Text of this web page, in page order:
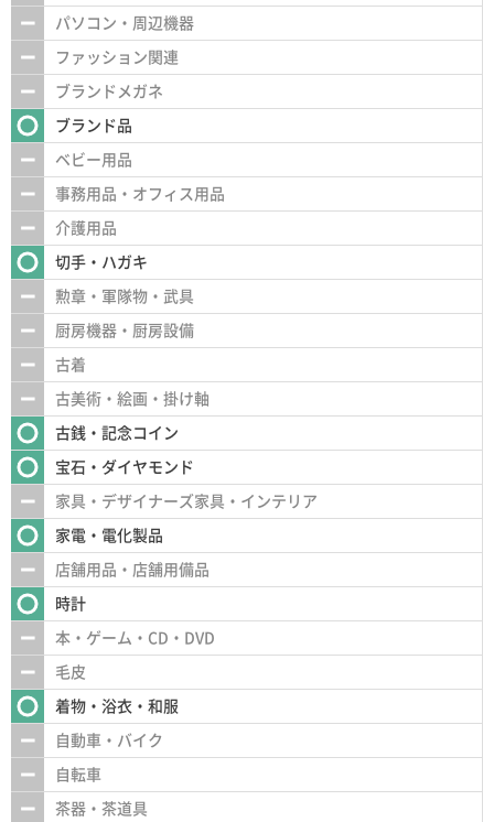
パソコン・周辺機器
ファッション関連
ブランドメガネ
ブランド品
ベビー用品
事務用品・オフィス用品
介護用品
切手・ハガキ
勲章・軍隊物・武具
厨房機器・厨房設備
古着
古美術・絵画・掛け軸
古銭・記念コイン
宝石・ダイヤモンド
家具・デザイナーズ家具・インテリア
家電・電化製品
店舗用品・店舗用備品
時計
本・ゲーム・CD・DVD
毛皮
着物・浴衣・和服
自動車・バイク
自転車
茶器・茶道具